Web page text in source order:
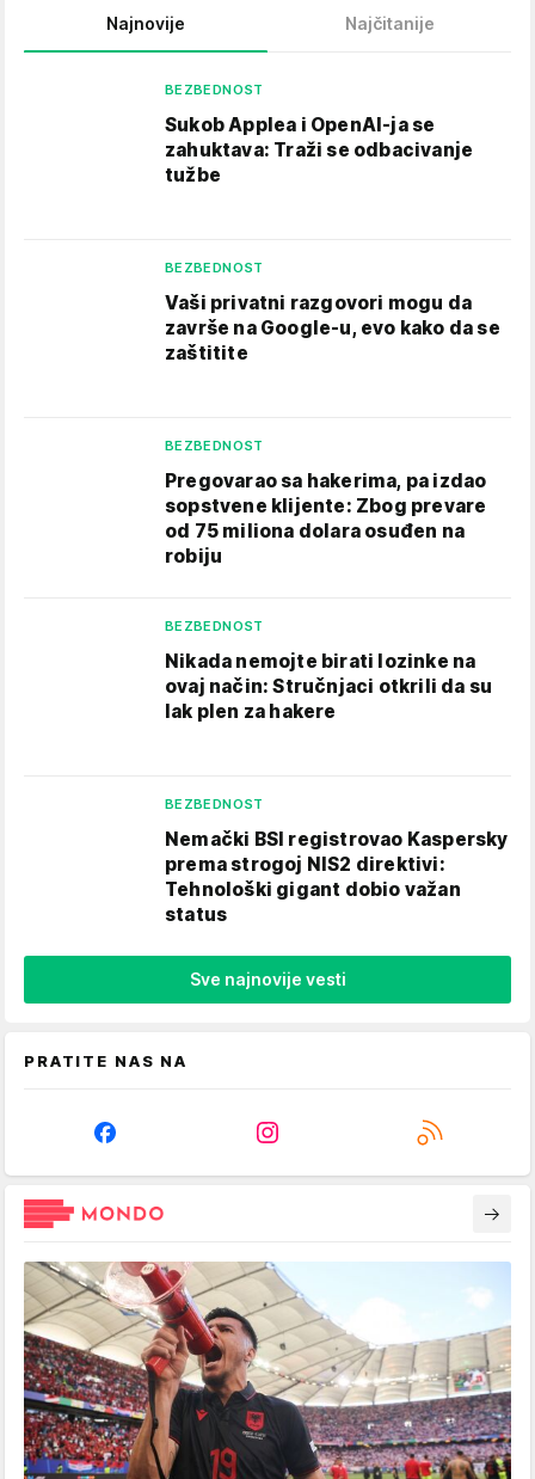
Najnovije Najčitanije
BEZBEDNOST
Sukob Applea i OpenAI-ja se
zahuktava: Traži se odbacivanje
tužbe
BEZBEDNOST
Vaši privatni razgovori mogu da
završe na Google-u, evo kako da se
zaštitite
BEZBEDNOST
Pregovarao sa hakerima, pa izdao
sopstvene klijente: Zbog prevare
od 75 miliona dolara osuđen na
robiju
BEZBEDNOST
Nikada nemojte birati lozinke na
ovaj način: Stručnjaci otkrili da su
lak plen za hakere
BEZBEDNOST
Nemački BSI registrovao Kaspersky
prema strogoj NIS2 direktivi:
Tehnološki gigant dobio važan
status
Sve najnovije vesti
PRATITE NAS NA